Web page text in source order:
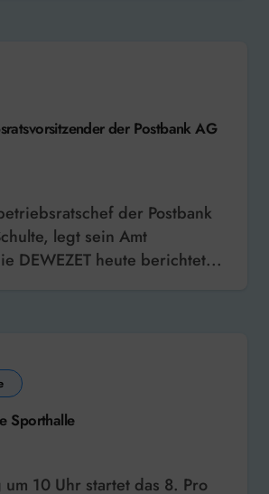
der Postbank AG
legt sein Amt
DEWEZET heute berichtet...
Sporthalle